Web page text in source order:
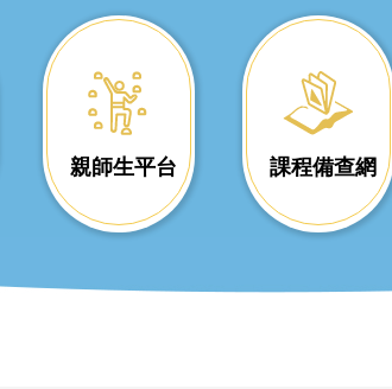
親師生平台 課程備查網